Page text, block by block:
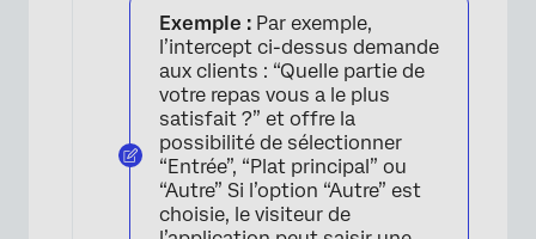
Exemple : Par exemple,
l’intercept ci-dessus demande
aux clients : “Quelle partie de
votre repas vous a le plus
satisfait ?” et offre la
possibilité de sélectionner
“Entrée”, “Plat principal” ou
“Autre” Si l’option “Autre” est
choisie, le visiteur de